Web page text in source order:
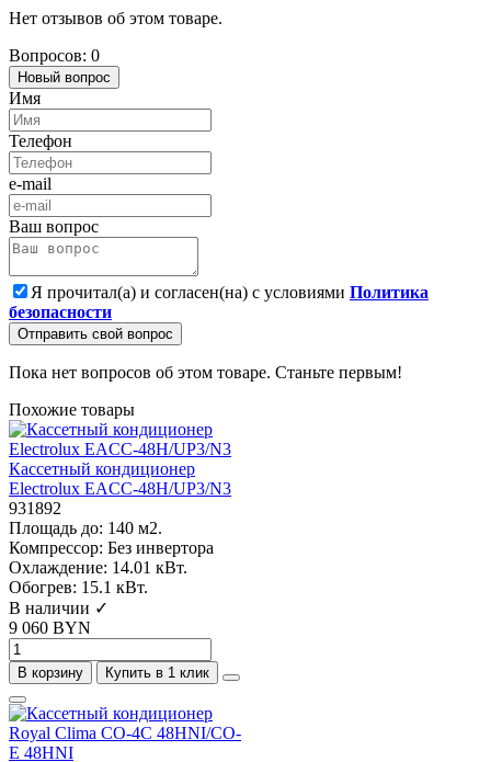
Нет отзывов об этом товаре.
Вопросов: 0
Новый вопрос
Имя
Телефон
e-mail
Ваш вопрос
Я прочитал(а) и согласен(на) с условиями Политика
безопасности
Отправить свой вопрос
Пока нет вопросов об этом товаре. Станьте первым!
Похожие товары
Кассетный кондиционер
Electrolux EACС-48H/UP3/N3
931892
Площадь до: 140 м2.
Компрессор: Без инвертора
Охлаждение: 14.01 кВт.
Обогрев: 15.1 кВт.
В наличии ✓
9 060 BYN
В корзину Купить в 1 клик